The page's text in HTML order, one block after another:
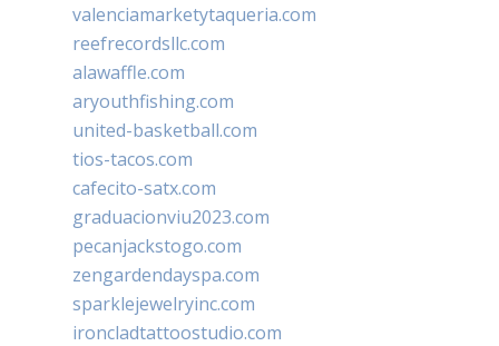
valenciamarketytaqueria.com
reefrecordsllc.com
alawaffle.com
aryouthfishing.com
united-basketball.com
tios-tacos.com
cafecito-satx.com
graduacionviu2023.com
pecanjackstogo.com
zengardendayspa.com
sparklejewelryinc.com
ironcladtattoostudio.com